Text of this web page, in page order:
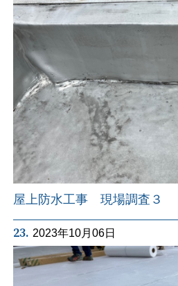
屋上防水工事 現場調査３
23. 2023年10月06日